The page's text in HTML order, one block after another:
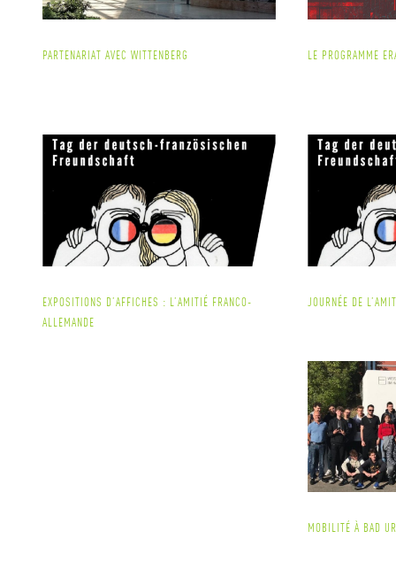
PARTENARIAT AVEC WITTENBERG LE PROGRAMME
EXPOSITIONS D’AFFICHES : L’AMITIÉ FRANCO-
ALLEMANDE
JOURNÉE DE
MOBILITÉ À BAD